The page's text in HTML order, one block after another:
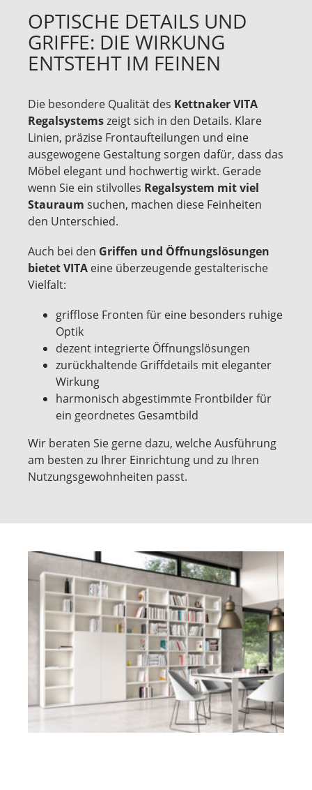
OPTISCHE DETAILS UND
GRIFFE: DIE WIRKUNG
ENTSTEHT IM FEINEN
Die besondere Qualität des Kettnaker VITA
Regalsystemszeigt sich in den Details. Klare
Linien, präzise Frontaufteilungen und eine
ausgewogene Gestaltung sorgen dafür, dass das
Möbel elegant und hochwertig wirkt. Gerade
wenn Sie ein stilvolles Regalsystem mit viel
Stauraum suchen, machen diese Feinheiten
den Unterschied.
Auch bei den Griffen und Öffnungslösungen
bietet VITA eine überzeugende gestalterische
Vielfalt:
grifflose Fronten für eine besonders ruhige
Optik
dezent integrierte Öffnungslösungen
zurückhaltende Griffdetails mit eleganter
Wirkung
harmonisch abgestimmte Frontbilder für
ein geordnetes Gesamtbild
Wir beraten Sie gerne dazu, welche Ausführung
am besten zu Ihrer Einrichtung und zu Ihren
Nutzungsgewohnheiten passt.